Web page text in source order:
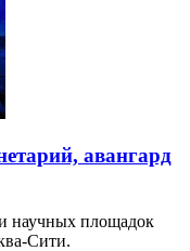
авангард
научных площадок
Сити.